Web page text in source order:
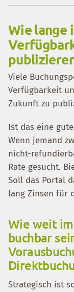
Wie lange
Viele
Verfügbarkeit
Zukunft zu
Ist das eine
Wenn jemand
nicht-
Rate gesucht.
Soll das Portal
lang Zinsen für
Wie weit
buchbar
Strategisch ist